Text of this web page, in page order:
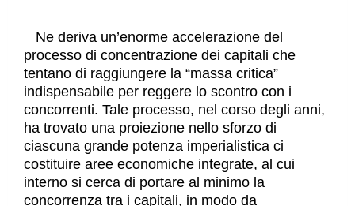
Ne deriva un’enorme accelerazione del
processo di concentrazione dei capitali che
tentano di raggiungere la “massa critica”
indispensabile per reggere lo scontro con i
concorrenti. Tale processo, nel corso degli anni,
ha trovato una proiezione nello sforzo di
ciascuna grande potenza imperialistica ci
costituire aree economiche integrate, al cui
interno si cerca di portare al minimo la
concorrenza tra i capitali, in modo da